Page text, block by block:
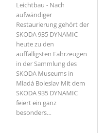
Leichtbau - Nach
aufwändiger
Restaurierung gehört der
SKODA 935 DYNAMIC
heute zu den
auffälligsten Fahrzeugen
in der Sammlung des
SKODA Museums in
Mladá Boleslav Mit dem
SKODA 935 DYNAMIC
feiert ein ganz
besonders…